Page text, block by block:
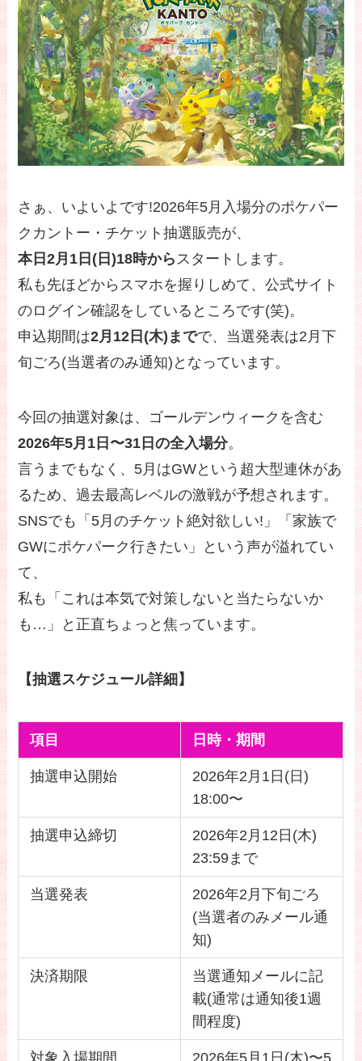
さぁ、いよいよです!2026年5月入場分のポケパー
クカントー・チケット抽選販売が、
本日2月1日(日)18時からスタートします。
私も先ほどからスマホを握りしめて、公式サイト
のログイン確認をしているところです(笑)。
申込期間は2月12日(木)までで、当選発表は2月下
旬ごろ(当選者のみ通知)となっています。
今回の抽選対象は、ゴールデンウィークを含む
2026年5月1日〜31日の全入場分。
言うまでもなく、5月はGWという超大型連休があ
るため、過去最高レベルの激戦が予想されます。
SNSでも「5月のチケット絶対欲しい!」「家族で
GWにポケパーク行きたい」という声が溢れてい
て、
私も「これは本気で対策しないと当たらないか
も…」と正直ちょっと焦っています。
【抽選スケジュール詳細】
項目 日時・期間
抽選申込開始
2026年2月1日(日)
18:00〜
抽選申込締切
2026年2月12日(木)
23:59まで
当選発表
2026年2月下旬ごろ
(当選者のみメール通
知)
決済期限
当選通知メールに記
載(通常は通知後1週
間程度)
対象入場期間 2026年5月1日(木)〜5